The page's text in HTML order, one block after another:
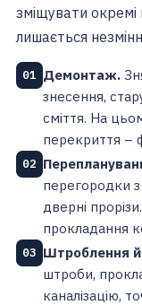
зміщувати окремі
лишається
01 Демонтаж.
знесення,
сміття. На
перекриття –
02
перегородки
дверні
прокладання
03 Штроблення й
штроби,
каналізацію,